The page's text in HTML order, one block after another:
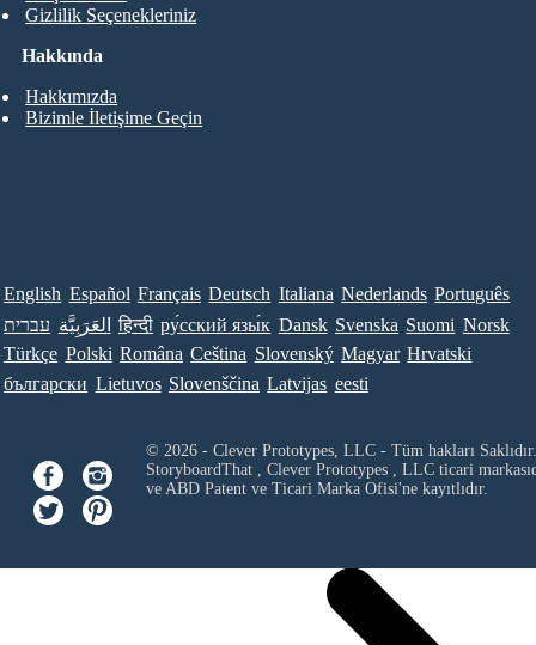
Hakkında
Hakkımızda
Bizimle İletişime Geçin
Gizlilik Seçenekleriniz
English Español Français Deutsch Italiana Nederlands Português
עברית العَرَبِيَّة हिन्दी ру́сский язы́к Dansk Svenska Suomi Norsk
Türkçe Polski Româna Ceština Slovenský Magyar Hrvatski
български Lietuvos Slovenščina Latvijas eesti
© 2026 - Clever Prototypes, LLC - Tüm hakları Saklıdır.
StoryboardThat , Clever Prototypes , LLCticari
ve ABD Patent ve Ticari Marka Ofisi'ne kayıtlıdır.